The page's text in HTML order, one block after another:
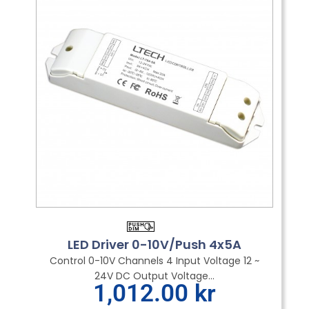
LED Driver 0-10V/Push 4x5A
Control 0-10V Channels 4 Input Voltage 12 ~
24V DC Output Voltage...
1,012.00 kr